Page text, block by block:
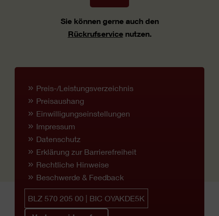
Sie können gerne auch den
Rückrufservicenutzen.
Preis-/Leistungsverzeichnis
Preisaushang
Einwilligungseinstellungen
Impressum
Datenschutz
Erklärung zur Barrierefreiheit
Rechtliche Hinweise
Beschwerde & Feedback
BLZ 570 205 00 | BIC OYAKDE5K